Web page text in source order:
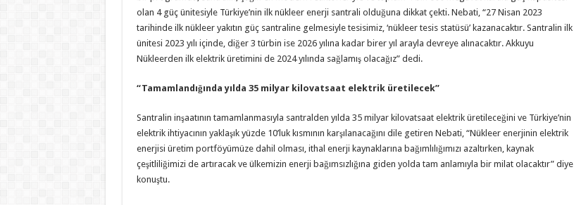
olan 4 güç ünitesiyle Türkiye’nin ilk nükleer enerji santrali olduğuna dikkat çekti. Nebati, “27 Nisan 2023
tarihinde ilk nükleer yakıtın güç santraline gelmesiyle tesisimiz, ‘nükleer tesis statüsü’ kazanacaktır. Santralin ilk
ünitesi 2023 yılı içinde, diğer 3 türbin ise 2026 yılına kadar birer yıl arayla devreye alınacaktır. Akkuyu
Nükleerden ilk elektrik üretimini de 2024 yılında sağlamış olacağız” dedi.
“Tamamlandığında yılda 35 milyar kilovatsaat elektrik üretilecek”
Santralin inşaatının tamamlanmasıyla santralden yılda 35 milyar kilovatsaat elektrik üretileceğini ve Türkiye’nin
elektrik ihtiyacının yaklaşık yüzde 10’luk kısmının karşılanacağını dile getiren Nebati, “Nükleer enerjinin elektrik
enerjisi üretim portföyümüze dahil olması, ithal enerji kaynaklarına bağımlılığımızı azaltırken, kaynak
çeşitliliğimizi de artıracak ve ülkemizin enerji bağımsızlığına giden yolda tam anlamıyla bir milat olacaktır” diye
konuştu.